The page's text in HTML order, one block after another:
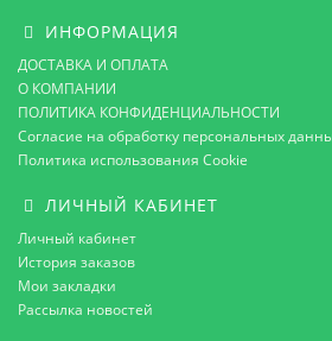
ИНФОРМАЦИЯ
ДОСТАВКА И ОПЛАТА
О КОМПАНИИ
ПОЛИТИКА КОНФИДЕНЦИАЛЬНОСТИ
Согласие на обработку персональных
Политика использования Cookie
ЛИЧНЫЙ КАБИНЕТ
Личный кабинет
История заказов
Мои закладки
Рассылка новостей